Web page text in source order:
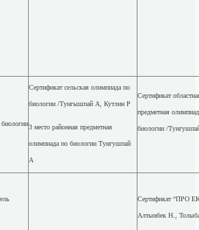
Сертификат сельская олимпиада по
биологии /Тунгышпай А, Кутлин Р
3 место районная предметная
олимпиада по биологии Тунгушпай
А
Сертификат
предметная
биологии /
Сертификат “ПРО
Алтынбек Н.,